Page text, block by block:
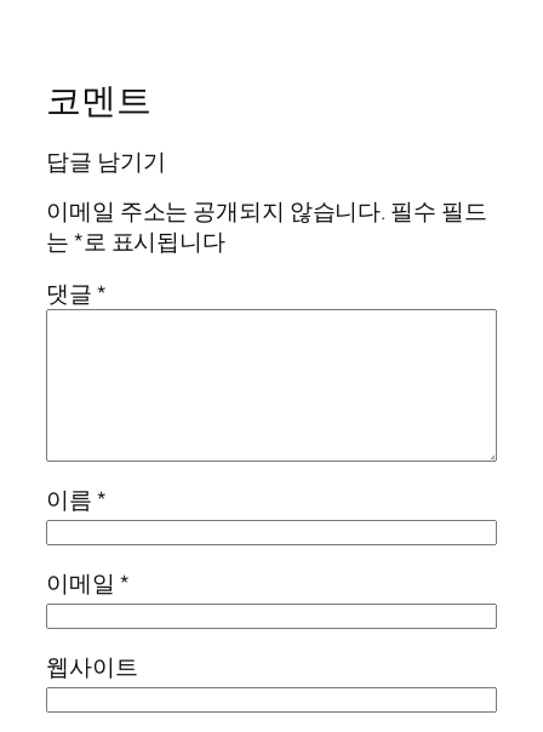
코멘트
답글 남기기
이메일 주소는 공개되지 않습니다. 필수 필드
는*로 표시됩니다
댓글*
이름*
이메일 *
웹사이트